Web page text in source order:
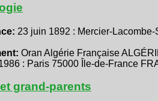
23 juin 1892 : Mercier-
Oran Algérie Française
: Paris 75000 Île-de-France
grand-parents